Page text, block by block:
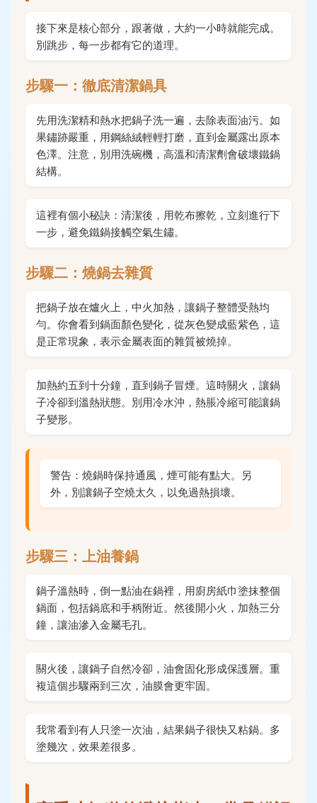
接下來是核心部分，跟著做，大約一小時就能完成。
別跳步，每一步都有它的道理。
步驟一：徹底清潔鍋具
先用洗潔精和熱水把鍋子洗一遍，去除表面油污。如
果鏽跡嚴重，用鋼絲絨輕輕打磨，直到金屬露出原本
色澤。注意，別用洗碗機，高溫和清潔劑會破壞鐵鍋
結構。
這裡有個小秘訣：清潔後，用乾布擦乾，立刻進行下
一步，避免鐵鍋接觸空氣生鏽。
步驟二：燒鍋去雜質
把鍋子放在爐火上，中火加熱，讓鍋子整體受熱均
勻。你會看到鍋面顏色變化，從灰色變成藍紫色，這
是正常現象，表示金屬表面的雜質被燒掉。
加熱約五到十分鐘，直到鍋子冒煙。這時關火，讓鍋
子冷卻到溫熱狀態。別用冷水沖，熱脹冷縮可能讓鍋
子變形。
警告：燒鍋時保持通風，煙可能有點大。另
外，別讓鍋子空燒太久，以免過熱損壞。
步驟三：上油養鍋
鍋子溫熱時，倒一點油在鍋裡，用廚房紙巾塗抹整個
鍋面，包括鍋底和手柄附近。然後開小火，加熱三分
鐘，讓油滲入金屬毛孔。
關火後，讓鍋子自然冷卻，油會固化形成保護層。重
複這個步驟兩到三次，油膜會更牢固。
我常看到有人只塗一次油，結果鍋子很快又粘鍋。多
塗幾次，效果差很多。